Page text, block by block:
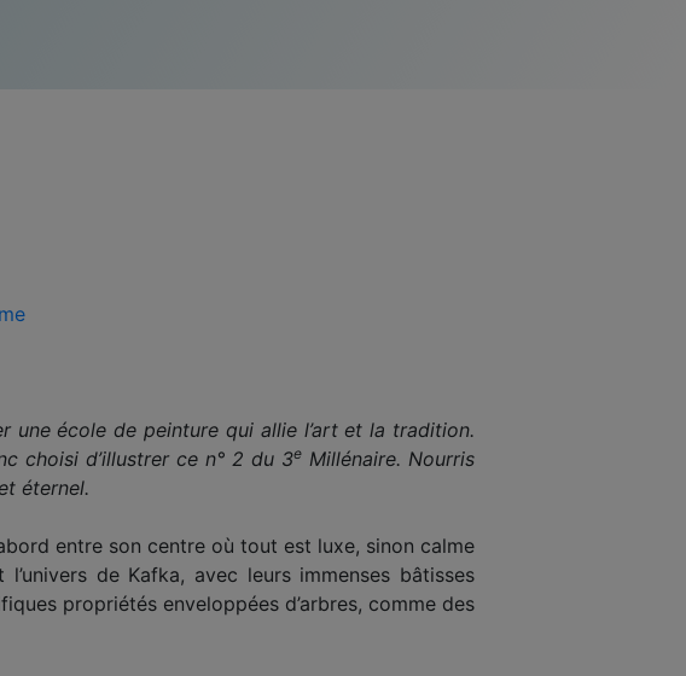
école de peinture qui allie l’art et la tradition.
choisi d’illustrer ce n° 2 du 3e Millénaire. Nourris
éternel.
entre son centre où tout est luxe, sinon calme
de Kafka, avec leurs immenses bâtisses
propriétés enveloppées d’arbres, comme des